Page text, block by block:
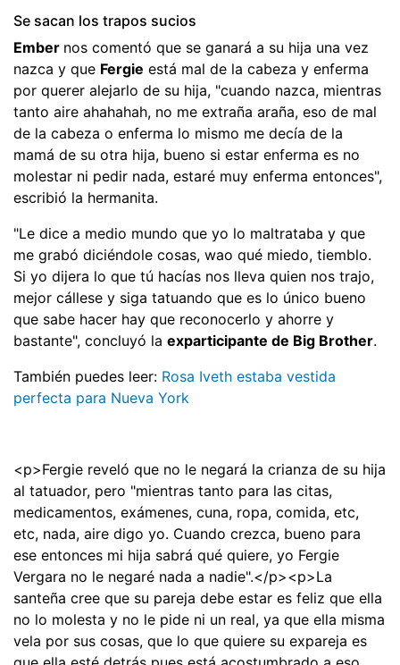
Se sacan los trapos sucios
Ember nos comentó que se ganará a su hija una vez
nazca y que Fergie está mal de la cabeza y enferma
por querer alejarlo de su hija, "cuando nazca, mientras
tanto aire ahahahah, no me extraña araña, eso de mal
de la cabeza o enferma lo mismo me decía de la
mamá de su otra hija, bueno si estar enferma es no
molestar ni pedir nada, estaré muy enferma entonces",
escribió la hermanita.
"Le dice a medio mundo que yo lo maltrataba y que
me grabó diciéndole cosas, wao qué miedo, tiemblo.
Si yo dijera lo que tú hacías nos lleva quien nos trajo,
mejor cállese y siga tatuando que es lo único bueno
que sabe hacer hay que reconocerlo y ahorre y
bastante", concluyó la exparticipante de Big Brother.
También puedes leer: Rosa Iveth estaba vestida
perfecta para Nueva York
<p>Fergie reveló que no le negará la crianza de su hija
al tatuador, pero "mientras tanto para las citas,
medicamentos, exámenes, cuna, ropa, comida, etc,
etc, nada, aire digo yo. Cuando crezca, bueno para
ese entonces mi hija sabrá qué quiere, yo Fergie
Vergara no le negaré nada a nadie".</p><p>La
santeña cree que su pareja debe estar es feliz que ella
no lo molesta y no le pide ni un real, ya que ella misma
vela por sus cosas, que lo que quiere su expareja es